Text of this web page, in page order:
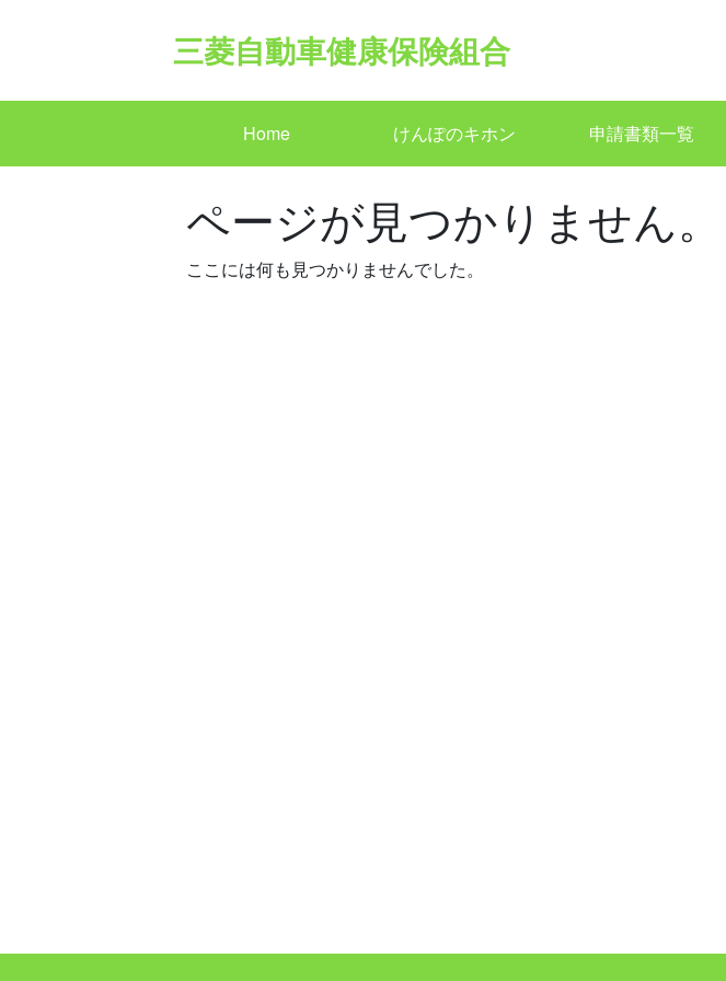
三菱自動車健康保険組合
Home けんぽのキホン 申請書類一覧
ページが見つかりません。
ここには何も見つかりませんでした。